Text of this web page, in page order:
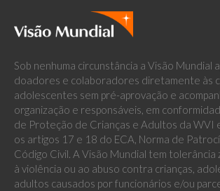
Sob nenhuma circunstância a Visão Mundial
doadores e colaboradores diretamente às
adolescentes sem pré-aprovação e
organização e responsáveis, em
de Proteção de Crianças e Adultos da WVI
os artigos 17 e 18 do ECA, Norma de
Código Civil. A Visão Mundial tem tolerância
à violência ou ao abuso contra crianças,
adultos causados por funcionários e/ou